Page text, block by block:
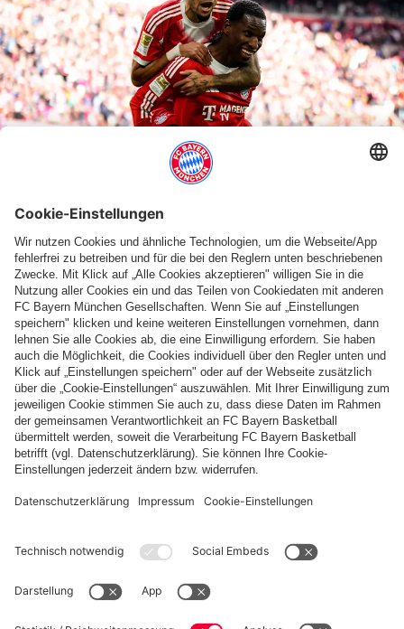
Es ist pure Freude, meinen Jungs beim Spielen zuzusehen! | © FC Bayern
Bayern übernimmt direkt wieder die Kontrolle. Und es geht
genauso torreich weiter! Nach einem Eckball der Bayern an den
zweiten Pfosten wird der Kopfball von Hiroki Ito zunächst
geblockt. Der Japaner bleibt aber am Ball und legt die Kugel in
die Mitte. Leon Goretzkas Schuss wird ebenfalls abgefälscht,
aber Harry Kane steht goldrichtig und drückt die Kugel aus fünf
Metern über die Linie – 4:1!
In der 70. Minute pariert Jonas Urbig stark und verhindert mit
einer glänzenden Parade den Anschlusstreffer. Auch Michael
Olise erarbeitet sich eine tolle Chance: Er nimmt einen Freistoß
aus gut 20 Metern direkt, der Ball wird jedoch abgefälscht und
geht knapp drüber.
Treffer – damit steht es 4:2 –, doch am Ende bringt das meine
Einfach unglaublich! So sichern sich meine Jungs die
Woche geht es dann gegen Bayer 04 Leverkusen im DFB-